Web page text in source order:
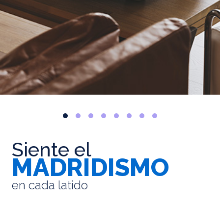
Siente el
MADRIDISMO
en cada latido